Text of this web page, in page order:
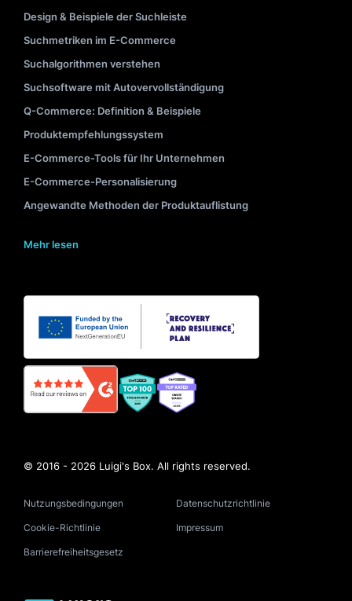
Design & Beispiele der Suchleiste
Suchmetriken im E-Commerce
Suchalgorithmen verstehen
Suchsoftware mit Autovervollständigung
Q-Commerce: Definition & Beispiele
Produktempfehlungssystem
E-Commerce-Tools für Ihr Unternehmen
E-Commerce-Personalisierung
Angewandte Methoden der Produktauflistung
Mehr lesen
© 2016 - 2026 Luigi's Box. All rights reserved.
Nutzungsbedingungen Datenschutzrichtlinie
Cookie-Richtlinie Impressum
Barrierefreiheitsgesetz